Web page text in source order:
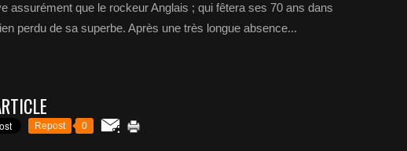
assurément que le rockeur Anglais ; qui fêtera ses 70 ans dans
perdu de sa superbe. Après une très longue absence...
Repost 0